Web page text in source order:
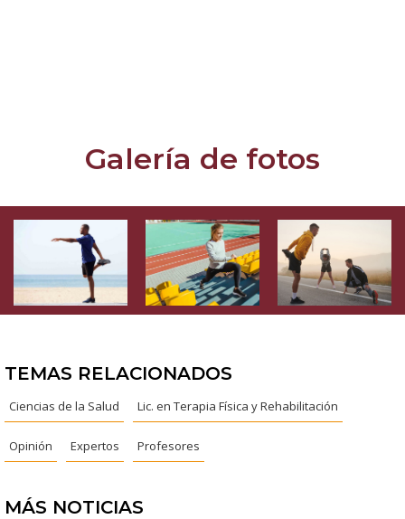
Galería de fotos
TEMAS RELACIONADOS
Ciencias de la Salud Lic. en Terapia Física y Rehabilitación
Opinión Expertos Profesores
MÁS NOTICIAS